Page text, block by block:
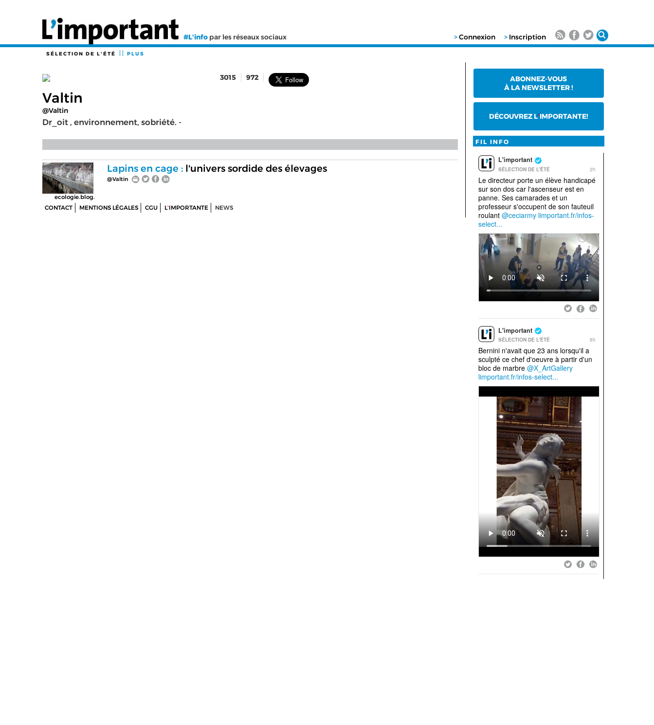
#L'info par les réseaux sociaux >Connexion > Inscription
SÉLECTION DE L'ÉTÉ PLUS
3015 972
Valtin
@Valtin
Dr_oit , environnement, sobriété. -
ecologie.blog.
Lapins en cage :l'univers sordide des élevages
@Valtin
CONTACT MENTIONS LÉGALES CGU L'IMPORTANTE NEWS
ABONNEZ-VOUS
À LA NEWSLETTER !
DÉCOUVREZ L'IMPORTANTE!
FIL INFO